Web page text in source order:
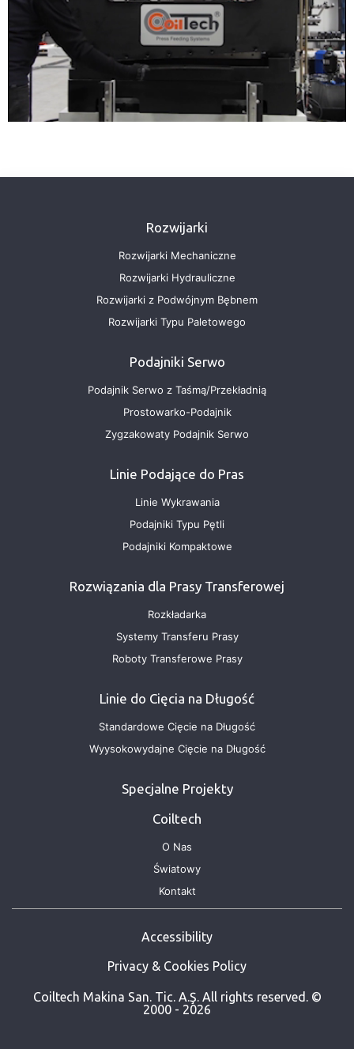
Rozwijarki
Rozwijarki Mechaniczne
Rozwijarki Hydrauliczne
Rozwijarki z Podwójnym Bębnem
Rozwijarki Typu Paletowego
Podajniki Serwo
Podajnik Serwo z Taśmą/Przekładnią
Prostowarko-Podajnik
Zygzakowaty Podajnik Serwo
Linie Podające do Pras
Linie Wykrawania
Podajniki Typu Pętli
Podajniki Kompaktowe
Rozwiązania dla Prasy Transferowej
Rozkładarka
Systemy Transferu Prasy
Roboty Transferowe Prasy
Linie do Cięcia na Długość
Standardowe Cięcie na Długość
Wyysokowydajne Cięcie na Długość
Specjalne Projekty
Coiltech
O Nas
Światowy
Kontakt
Accessibility
Privacy & Cookies Policy
Coiltech Makina San. Tic. A.Ş. All rights reserved. ©
2000 - 2026